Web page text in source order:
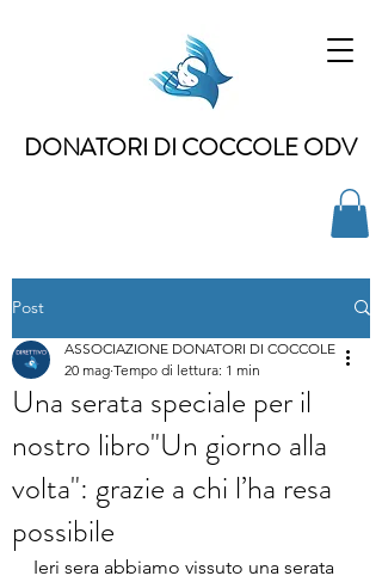
DONATORI DI COCCOLE ODV
Post
Una serata speciale per il
nostro libro"Un giorno alla
volta": grazie a chi l’ha resa
possibile
ASSOCIAZIONE DONATORI DI COCCOLE
20 mag Tempo di lettura: 1 min
Ieri sera abbiamo vissuto una serata